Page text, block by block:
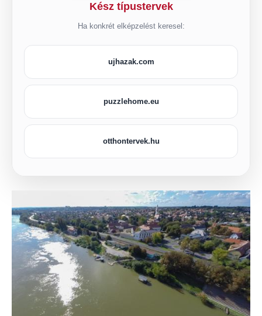
Kész típustervek
Ha konkrét elképzelést keresel:
ujhazak.com
puzzlehome.eu
otthontervek.hu